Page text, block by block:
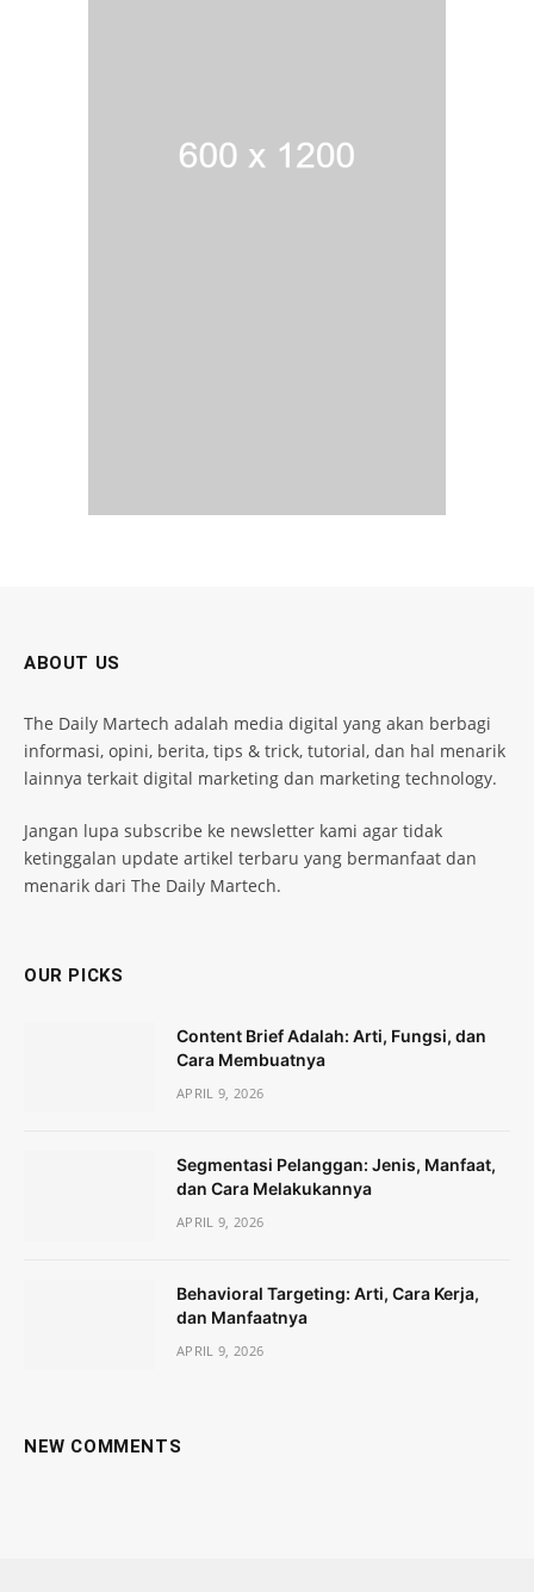
ABOUT US
The Daily Martech adalah media digital yang akan berbagi
informasi, opini, berita, tips & trick, tutorial, dan hal menarik
lainnya terkait digital marketing dan marketing technology.
Jangan lupa subscribe ke newsletter kami agar tidak
ketinggalan update artikel terbaru yang bermanfaat dan
menarik dari The Daily Martech.
OUR PICKS
Content Brief Adalah: Arti, Fungsi, dan
Cara Membuatnya
APRIL 9, 2026
Segmentasi Pelanggan: Jenis, Manfaat,
dan Cara Melakukannya
APRIL 9, 2026
Behavioral Targeting: Arti, Cara Kerja,
dan Manfaatnya
APRIL 9, 2026
NEW COMMENTS